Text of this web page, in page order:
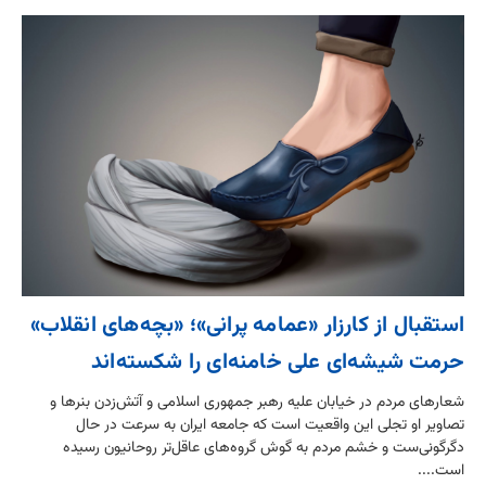
استقبال از کارزار «عمامه پرانی»؛ «بچه‌های انقلاب»
حرمت شیشه‌ای علی خامنه‌ای را شکسته‌اند
شعارهای مردم در خیابان علیه رهبر جمهوری اسلامی و آتش‌زدن بنرها و
تصاویر او تجلی این واقعیت است که جامعه ایران به سرعت در حال
دگرگونی‌ست و خشم مردم به گوش گروه‌های عاقل‌تر روحانیون رسیده
است....